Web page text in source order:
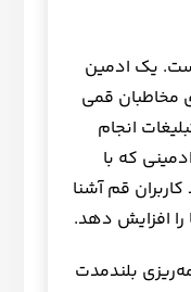
یک ادمین
مخاطبان قمی
انجام
که با
قم آشنا
افزایش دهد.
بلندمدت